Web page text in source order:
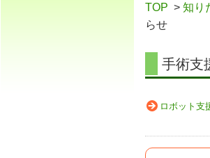
TOP > 知り
らせ
手術支
ロボット